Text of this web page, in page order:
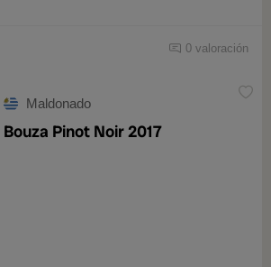
0 valoración
Maldonado
Bouza Pinot Noir 2017